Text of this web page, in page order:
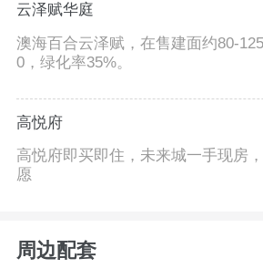
云泽赋华庭
澳海百合云泽赋，在售建面约80-
0，绿化率35%。
高悦府
高悦府即买即住，未来城一手现房
愿
周边配套